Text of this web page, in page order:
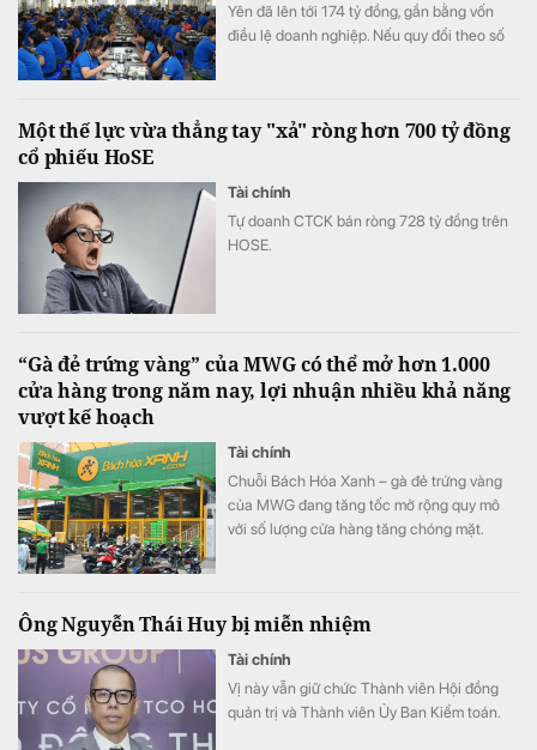
Yên đã lên tới 174 tỷ đồng, gần bằng vốn
điều lệ doanh nghiệp. Nếu quy đổi theo số
Một thế lực vừa thẳng tay "xả" ròng hơn 700 tỷ đồng
cổ phiếu HoSE
Tài chính
Tự doanh CTCK bán ròng 728 tỷ đồng trên
HOSE.
“Gà đẻ trứng vàng” của MWG có thể mở hơn 1.000
cửa hàng trong năm nay, lợi nhuận nhiều khả năng
vượt kế hoạch
Tài chính
Chuỗi Bách Hóa Xanh – gà đẻ trứng vàng
của MWG đang tăng tốc mở rộng quy mô
với số lượng cửa hàng tăng chóng mặt.
Ông Nguyễn Thái Huy bị miễn nhiệm
Tài chính
Vị này vẫn giữ chức Thành viên Hội đồng
quản trị và Thành viên Ủy Ban Kiểm toán.